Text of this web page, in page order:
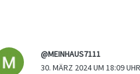
@MEINHAUS7111
30. MÄRZ 2024 UM 18:09 UHR